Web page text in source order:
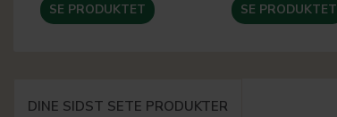
SE PRODUKTET SE PRODUKTET
DINE SIDST SETE PRODUKTER